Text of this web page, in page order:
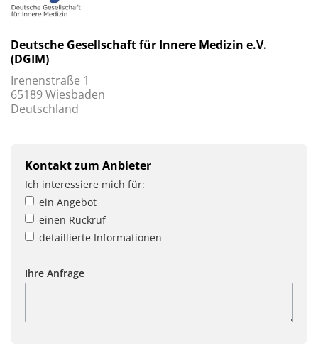
Deutsche Gesellschaft für Innere Medizin e.V.
(DGIM)
Irenenstraße 1
65189 Wiesbaden
Deutschland
Kontakt zum Anbieter
Ich interessiere mich für:
ein Angebot
einen Rückruf
detaillierte Informationen
Ihre Anfrage